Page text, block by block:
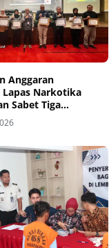
Anggaran
Narkotika
Sabet Tiga
KPPN Banjarmasin